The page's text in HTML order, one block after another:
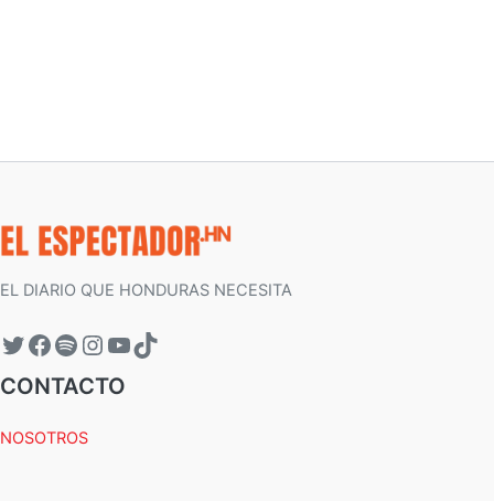
EL DIARIO QUE HONDURAS NECESITA
CONTACTO
NOSOTROS